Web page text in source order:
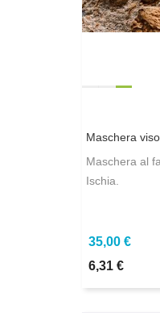
Maschera
Maschera al
Ischia.
35,00 €
6,31 €